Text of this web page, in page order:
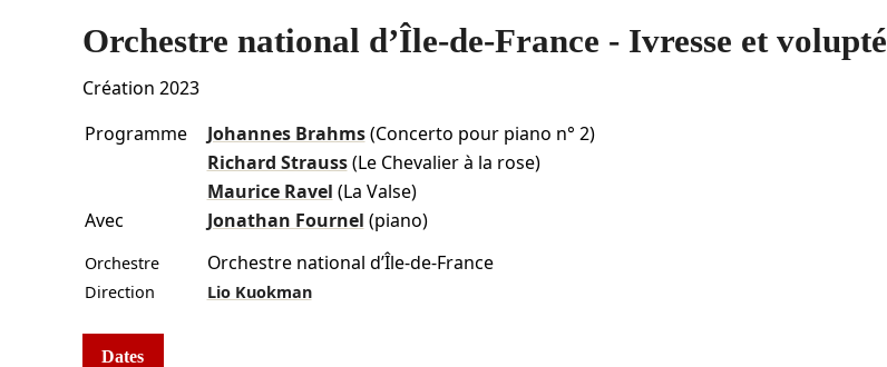
Orchestre national d’Île-de-France - Ivresse et volupté
Création 2023
Programme
Johannes Brahms (Concerto pour piano n° 2)
Richard Strauss (Le Chevalier à la rose)
Maurice Ravel (La Valse)
Avec
Jonathan Fournel (piano)
Orchestre Orchestre national d’Île-de-France
Direction Lio Kuokman
Dates